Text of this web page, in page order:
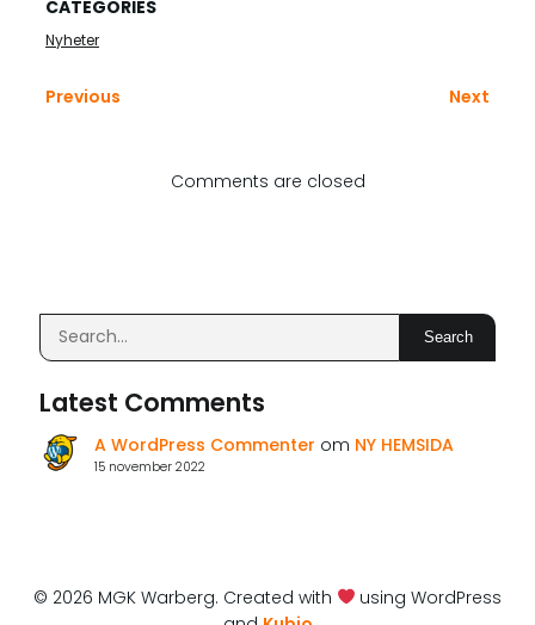
CATEGORIES
Nyheter
Previous Next
Comments are closed
Search
Latest Comments
A WordPress Commenter om NY HEMSIDA
15 november 2022
© 2026 MGK Warberg. Created with
using WordPress